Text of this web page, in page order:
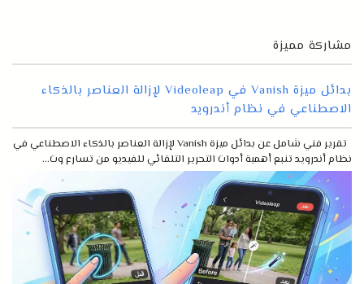
مشاركة مميزة
بدائل ميزة Vanish في Videoleap لإزالة العناصر بالذكاء
الاصطناعي في نظام أندرويد
تقرير فني شامل عن بدائل ميزة Vanish لإزالة العناصر بالذكاء الاصطناعي في
نظام أندرويد تنبع أهمية أدوات التحرير التلقائي للفيديو من تسارع وت...